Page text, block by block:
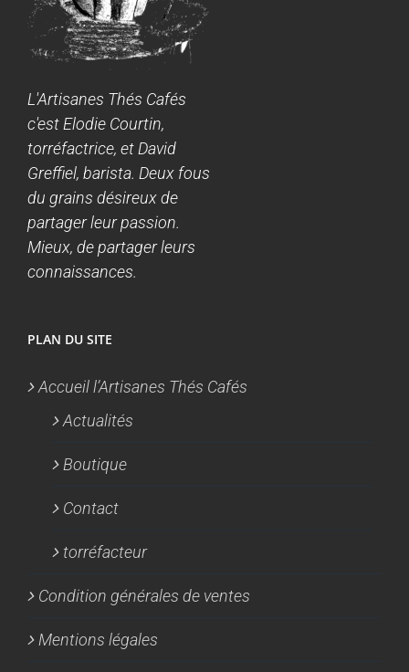
L'Artisanes Thés Cafés
c'est Elodie Courtin,
torréfactrice, et David
Greffiel, barista. Deux fous
du grains désireux de
partager leur passion.
Mieux, de partager leurs
connaissances.
PLAN DU SITE
Accueil l’Artisanes Thés Cafés
Actualités
Boutique
Contact
torréfacteur
Condition générales de ventes
Mentions légales